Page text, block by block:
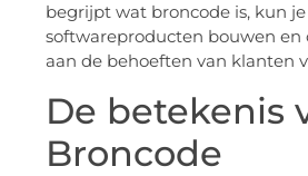
begrijpt wat broncode is, kun
softwareproducten bouwen en
aan de behoeften van klanten
De betekenis
Broncode